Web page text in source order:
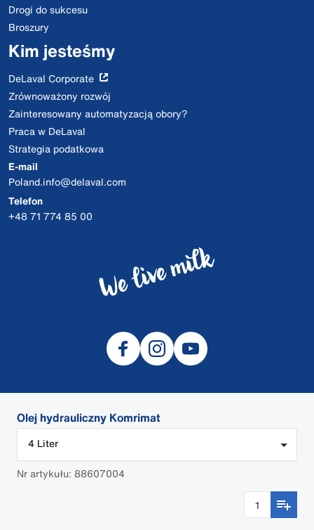
Olej hydrauliczny Komrimat
4 Liter
Nr artykułu: 88607004
Drogi do sukcesu
Broszury
Kim jesteśmy
DeLaval Corporate
Zrównoważony rozwój
Zainteresowany automatyzacją obory?
Praca w DeLaval
Strategia podatkowa
E-mail
Poland.info@delaval.com
Telefon
+48 71 774 85 00
© 2026 DeLaval
Polityka prywatności
Cookies